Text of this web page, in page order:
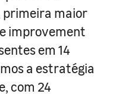
primeira maior
improvement
em 14
a estratégia
com 24